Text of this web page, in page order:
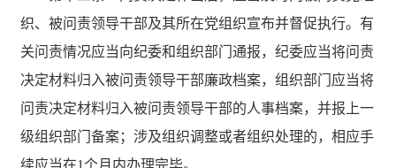
织、被问责领导干部及其所在党组织宣布并督促执行。有
关问责情况应当向纪委和组织部门通报，纪委应当将问责
决定材料归入被问责领导干部廉政档案，组织部门应当将
问责决定材料归入被问责领导干部的人事档案，并报上一
级组织部门备案；涉及组织调整或者组织处理的，相应手
续应当在1个月内办理完毕。